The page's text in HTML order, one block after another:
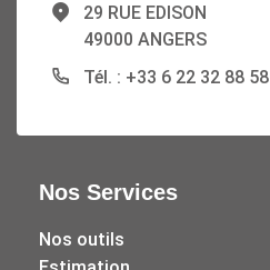
29 RUE EDISON
49000 ANGERS
Tél. : +33 6 22 32 88 58
Nos Services
Nos outils